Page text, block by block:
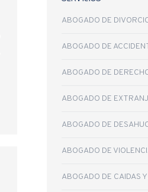
ABOGADO DE
ABOGADO DE
ABOGADO DE
ABOGADO DE
ABOGADO DE
ABOGADO DE
ABOGADO DE CAIDAS